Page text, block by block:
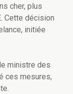
cher, plus
Cette décision
initiée
ministre des
ces mesures,